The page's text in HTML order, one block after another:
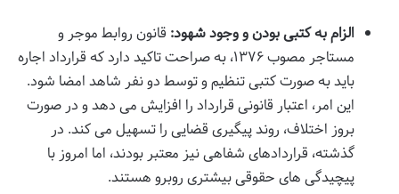
الزام به کتبی بودن و وجود شهود: قانون روابط موجر و
مستاجر مصوب ۱۳۷۶، به صراحت تاکید دارد که قرارداد اجاره
باید به صورت کتبی تنظیم و توسط دو نفر شاهد امضا شود.
این امر، اعتبار قانونی قرارداد را افزایش می دهد و در صورت
بروز اختلاف، روند پیگیری قضایی را تسهیل می کند. در
گذشته، قراردادهای شفاهی نیز معتبر بودند، اما امروز با
پیچیدگی های حقوقی بیشتری روبرو هستند.